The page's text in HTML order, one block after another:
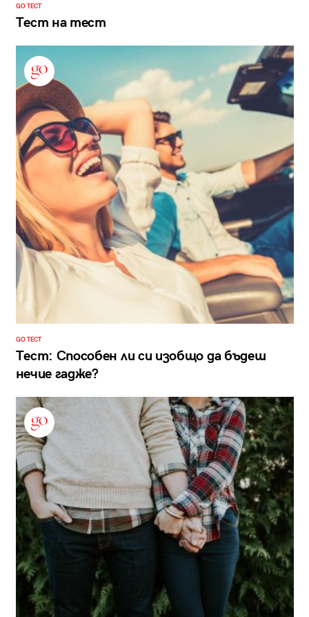
GO ТЕСТ
Тест на тест
GO ТЕСТ
Тест: Способен ли си изобщо да бъдеш
нечие гадже?